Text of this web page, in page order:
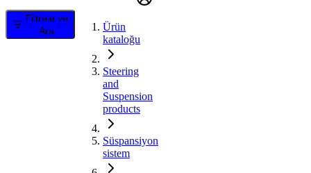
Filtrele ve
Ara
Ürün
kataloğu
Steering
and
Suspension
products
Süspansiyon
sistem